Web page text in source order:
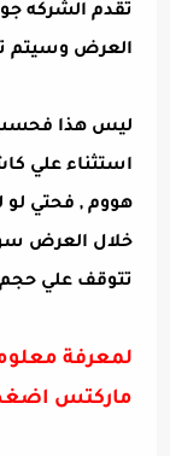
العرض وسيتم
ليس هذا
هووم , فحتي لو
خلال العرض
تتوقف علي حجم
لمعرفة
ماركتس